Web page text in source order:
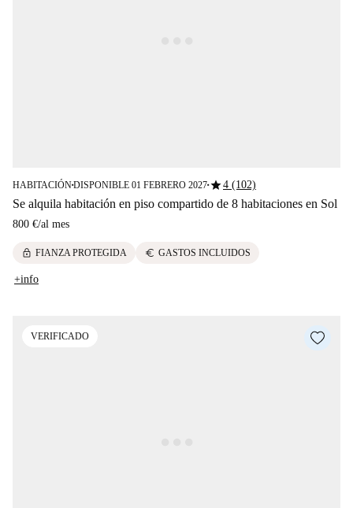
HABITACIÓN■DISPONIBLE 01 FEBRERO 2027■star4 (102)
Se alquila habitación en piso compartido de 8 habitaciones en Sol
800 €/al mes
lock FIANZA PROTEGIDA euro GASTOS INCLUIDOS
+info
VERIFICADO